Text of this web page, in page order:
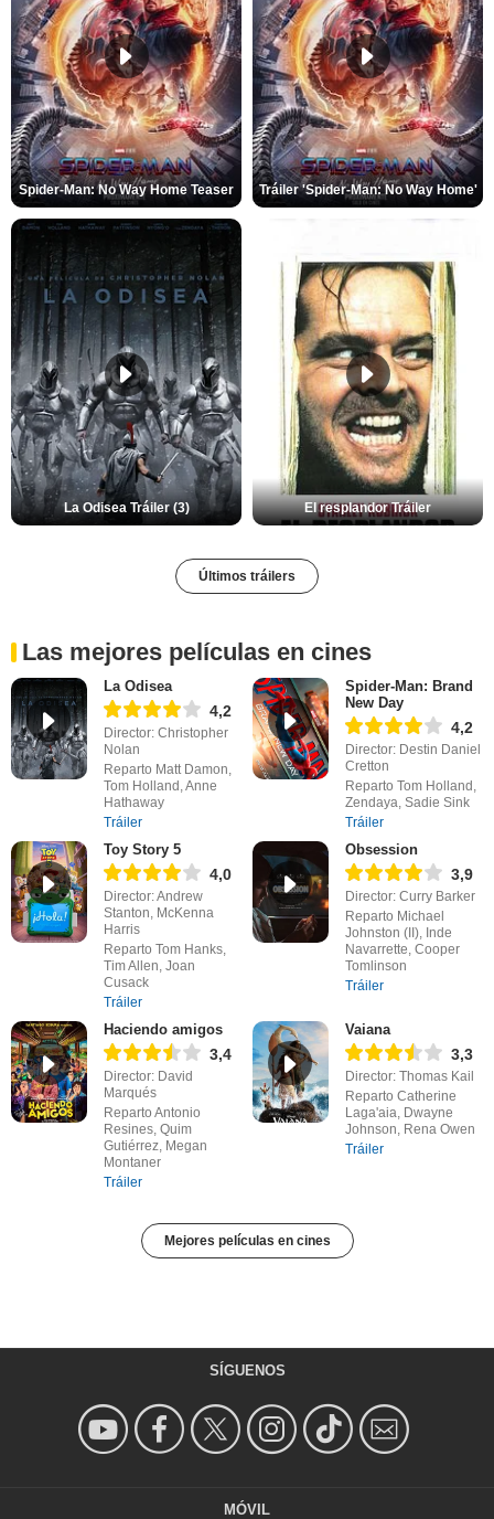
Spider-Man: No Way Home Teaser Tráiler 'Spider-Man: No Way Home'
La Odisea Tráiler (3) El resplandor Tráiler
Últimos tráilers
Las mejores películas en cines
La Odisea
4,2
Director: Christopher
Nolan
Reparto Matt Damon,
Tom Holland, Anne
Hathaway
Tráiler
Spider-Man: Brand
New Day
4,2
Director: Destin Daniel
Cretton
Reparto Tom Holland,
Zendaya, Sadie Sink
Tráiler
Toy Story 5
4,0
Director: Andrew
Stanton, McKenna
Harris
Reparto Tom Hanks,
Tim Allen, Joan
Cusack
Tráiler
Obsession
3,9
Director: Curry Barker
Reparto Michael
Johnston (II), Inde
Navarrette, Cooper
Tomlinson
Tráiler
Haciendo amigos
3,4
Director: David
Marqués
Reparto Antonio
Resines, Quim
Gutiérrez, Megan
Montaner
Tráiler
Vaiana
3,3
Director: Thomas Kail
Reparto Catherine
Laga'aia, Dwayne
Johnson, Rena Owen
Tráiler
Mejores películas en cines
SÍGUENOS
MÓVIL